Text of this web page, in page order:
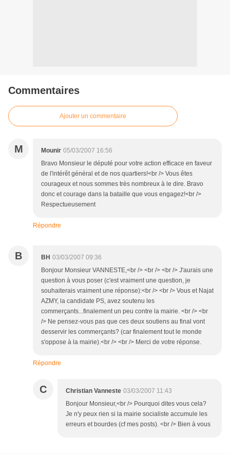
Commentaires
Ajouter un commentaire
M Mounir 05/03/2007 16:56
Bravo Monsieur le député pour votre action efficace en faveur
de l'intérêt général et de nos quartiers!<br /> Vous êtes
courageux et nous sommes très nombreux à le dire. Bravo
donc et courage dans la bataille que vous engagez!<br />
Respectueusement
Répondre
B BH 03/03/2007 09:36
Bonjour Monsieur VANNESTE,<br /> <br /> <br /> J'aurais une
question à vous poser (c'est vraiment une question, je
souhaiterais vraiment une réponse):<br /> <br /> Vous et Najat
AZMY, la candidate PS, avez soutenu les
commerçants...finalement un peu contre la mairie. <br /> <br
/> Ne pensez-vous pas que ces deux soutiens au final vont
desservir les commerçants? (car finalement tout le monde
s'oppose à la mairie).<br /> <br /> Merci de votre réponse.
Répondre
C Christian Vanneste 03/03/2007 11:43
Bonjour Monsieur,<br /> Pourquoi dites vous cela?
Je n'y peux rien si la mairie socialiste accumule les
erreurs et bourdes (cf mes posts). <br /> Bien à vous